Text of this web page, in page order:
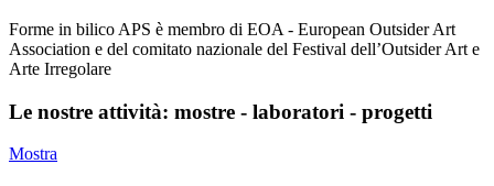
Forme in bilico APS è membro di EOA - European Outsider Art
Association e del comitato nazionale del Festival dell’Outsider Art e
Arte Irregolare
Le nostre attività: mostre - laboratori - progetti
Mostra